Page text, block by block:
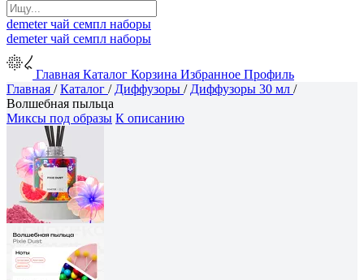
demeterчай семпл наборы
demeterчай семпл наборы
Главная Каталог Корзина Избранное Профиль
Главная /Каталог / Диффузоры / Диффузоры 30 мл /
Волшебная пыльца
Миксы под образы К описанию